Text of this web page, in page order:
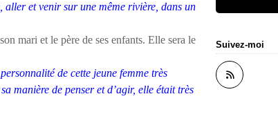
aller et venir sur une même rivière, dans un
mari et le père de ses enfants. Elle sera le
de cette jeune femme très
manière de penser et d’agir, elle était très
Suivez-moi